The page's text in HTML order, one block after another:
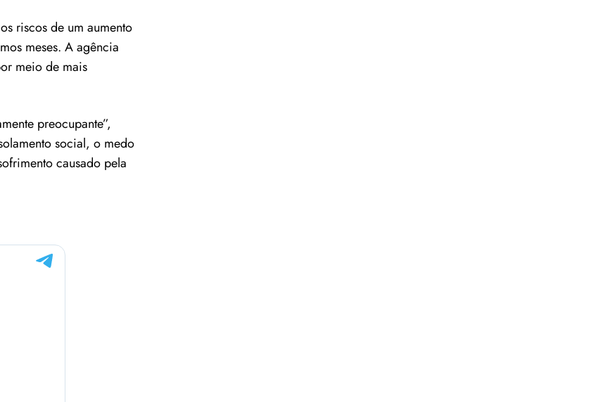
riscos de um aumento
meses. A agência
meio de mais
preocupante”,
social, o medo
causado pela